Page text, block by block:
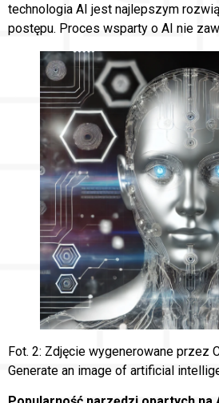
technologia AI jest najlepszym
postępu. Proces wsparty o AI nie
Fot. 2: Zdjęcie wygenerowane przez
Generate an image of artificial